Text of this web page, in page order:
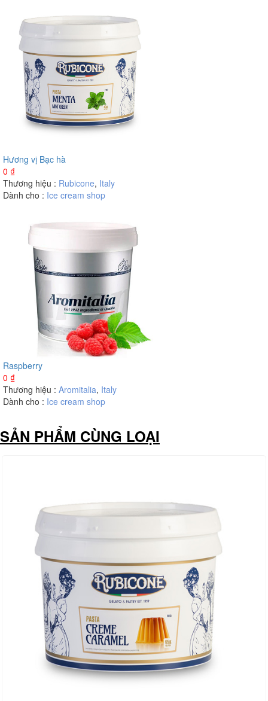
Hương vị Bạc hà
0 ₫
Thương hiệu : Rubicone, Italy
Dành cho : Ice cream shop
Raspberry
0 ₫
Thương hiệu : Aromitalia, Italy
Dành cho : Ice cream shop
SẢN PHẨM CÙNG LOẠI